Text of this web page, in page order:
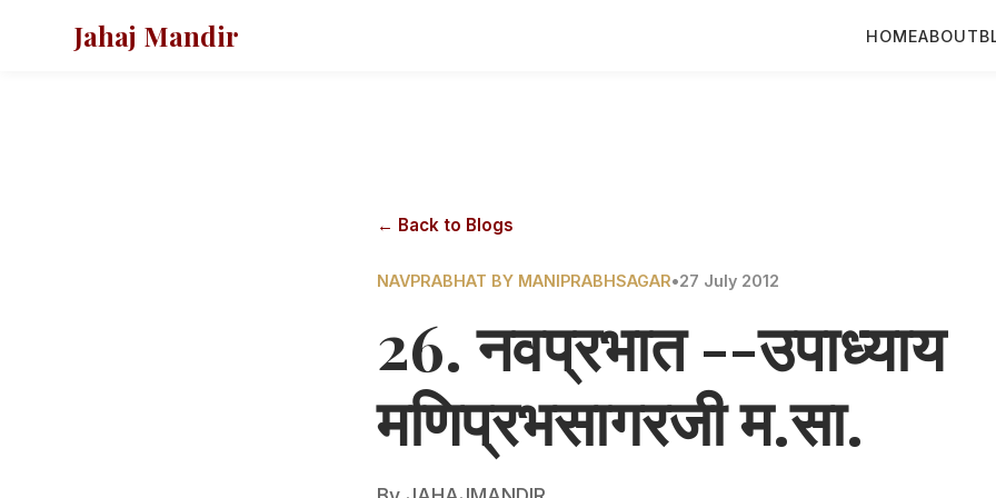
Jahaj Mandir HOMEABOUT
← Back to Blogs
NAVPRABHAT BY MANIPRABHSAGAR•27 July 2012
26. नवप्रभात --उपाध्याय
मणिप्रभसागरजी म.सा.